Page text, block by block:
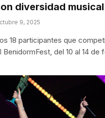
diversidad musical
9, 2025
18 participantes que
del 10 al 14 de